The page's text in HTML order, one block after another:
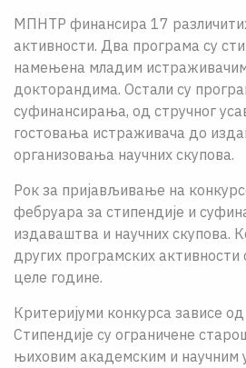
МПНТР финансира 17
активности. Два програма су
намењена младим
докторандима. Остали су
суфинансирања, од стручног
гостовања истраживача до
организовањa научних скупова.
Рок за пријављивање на
фебруара за стипендије и
издаваштва и научних скупова.
других програмских активности
целе године.
Критеријуми конкурса зависе
Стипендије су ограничене
њиховим академским и научним